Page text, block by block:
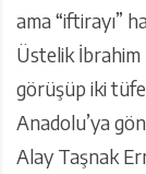
ama “iftirayı”
Üstelik
görüşüp iki
Anadolu’ya
Alay Taşnak